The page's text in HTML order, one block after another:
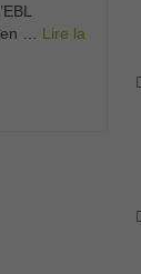
… Lire la